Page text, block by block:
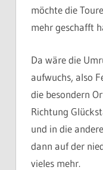
möchte die
mehr geschafft
Da wäre die
aufwuchs, also
die besondern
Richtung
und in die
dann auf der
vieles mehr.